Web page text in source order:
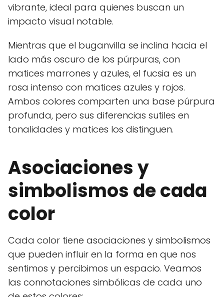
vibrante, ideal para quienes buscan un
impacto visual notable.
Mientras que el buganvilla se inclina hacia el
lado más oscuro de los púrpuras, con
matices marrones y azules, el fucsia es un
rosa intenso con matices azules y rojos.
Ambos colores comparten una base púrpura
profunda, pero sus diferencias sutiles en
tonalidades y matices los distinguen.
Asociaciones y
simbolismos de cada
color
Cada color tiene asociaciones y simbolismos
que pueden influir en la forma en que nos
sentimos y percibimos un espacio. Veamos
las connotaciones simbólicas de cada uno